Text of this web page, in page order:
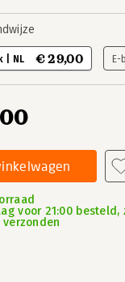
| NL € 29,00
voor 21:00
verzonden